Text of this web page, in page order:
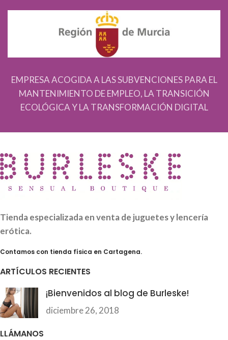
EMPRESA ACOGIDA A LAS SUBVENCIONES PARA EL
MANTENIMIENTO DE EMPLEO, LA TRANSICIÓN
ECOLÓGICA Y LA TRANSFORMACIÓN DIGITAL
Tienda especializada en venta de juguetes y lencería
erótica.
Contamos con tienda física en Cartagena.
ARTÍCULOS RECIENTES
¡Bienvenidos al blog de Burleske!
diciembre 26, 2018
LLÁMANOS